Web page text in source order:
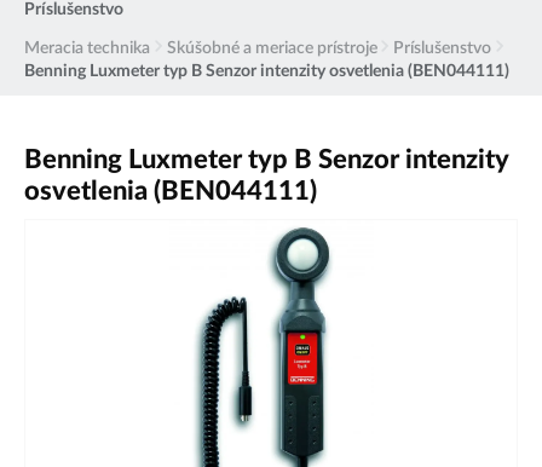
Príslušenstvo
Meracia technika Skúšobné a meriace prístroje
Príslušenstvo
Benning Luxmeter typ B Senzor intenzity osvetlenia (BEN044111)
Benning Luxmeter typ B Senzor intenzity
osvetlenia (BEN044111)